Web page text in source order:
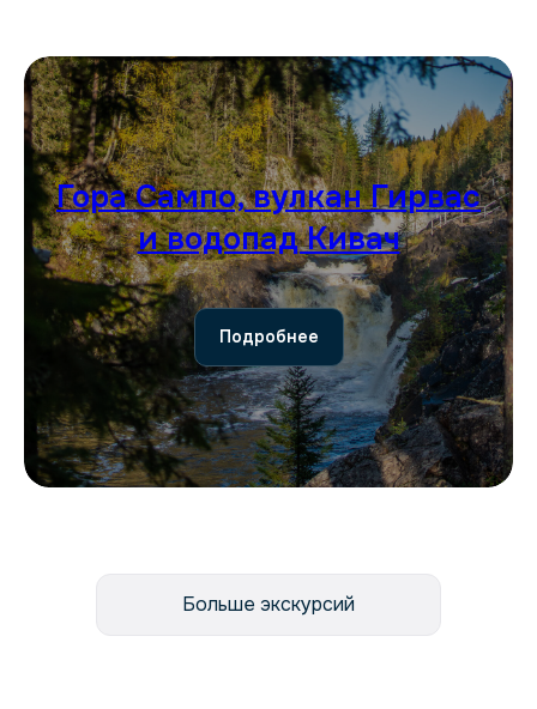
Гора Сампо, вулкан Гирвас
и водопад Кивач
Подробнее
Больше экскурсий